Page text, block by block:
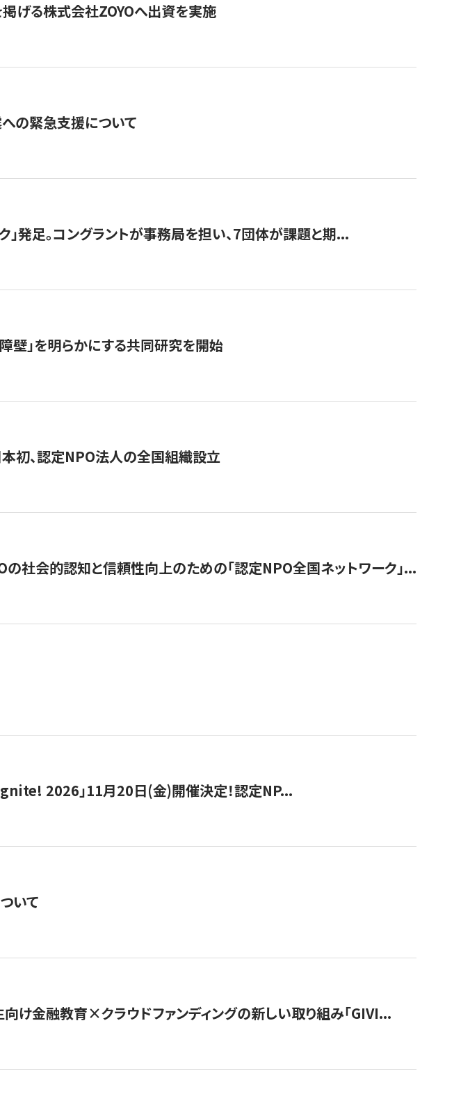
掲げる株式会社ZOYOへ出資を実施
の緊急支援について
発足。コングラントが事務局を担い、7団体が課題と期...
壁」を明らかにする共同研究を開始
初、認定NPO法人の全国組織設立
社会的認知と信頼性向上のための「認定NPO全国ネットワーク」...
2026」11月20日(金)開催決定！認定NP...
いて
け金融教育×クラウドファンディングの新しい取り組み「GIVI...